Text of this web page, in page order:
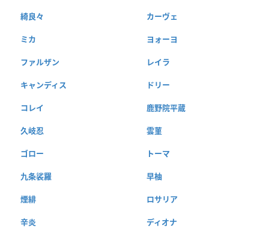
綺良々 カーヴェ
ミカ ヨォーヨ
ファルザン レイラ
キャンディス ドリー
コレイ 鹿野院平蔵
久岐忍 雲菫
ゴロー トーマ
九条裟羅 早柚
煙緋 ロサリア
辛炎 ディオナ